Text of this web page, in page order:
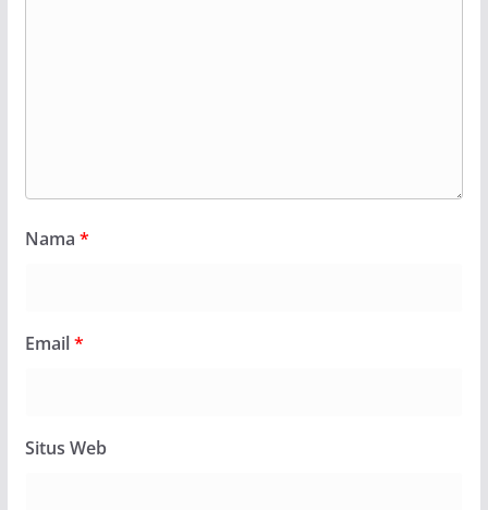
Nama *
Email*
Situs Web